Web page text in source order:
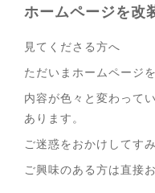
ホームページを改
見てくださる方へ
ただいまホームページ
内容が色々と変わって
あります。
ご迷惑をおかけしてすみ
ご興味のある方は直接